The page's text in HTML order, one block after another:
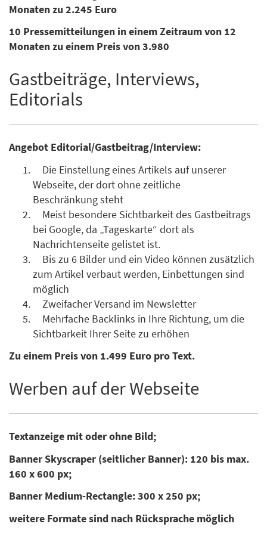
Monaten zu 2.245 Euro
10 Pressemitteilungen in einem Zeitraum von 12
Monaten zu einem Preis von 3.980
Gastbeiträge, Interviews,
Editorials
Angebot Editorial/Gastbeitrag/Interview:
Die Einstellung eines Artikels auf unserer
Webseite, der dort ohne zeitliche
Beschränkung steht
Meist besondere Sichtbarkeit des Gastbeitrags
bei Google, da „Tageskarte“ dort als
Nachrichtenseite gelistet ist.
Bis zu 6 Bilder und ein Video können zusätzlich
zum Artikel verbaut werden, Einbettungen sind
möglich
Zweifacher Versand im Newsletter
Mehrfache Backlinks in Ihre Richtung, um die
Sichtbarkeit Ihrer Seite zu erhöhen
Zu einem Preis von 1.499 Euro pro Text.
Werben auf der Webseite
Textanzeige mit oder ohne Bild;
Banner Skyscraper (seitlicher Banner): 120 bis max.
160 x 600 px;
Banner Medium-Rectangle: 300 x 250 px;
weitere Formate sind nach Rücksprache möglich